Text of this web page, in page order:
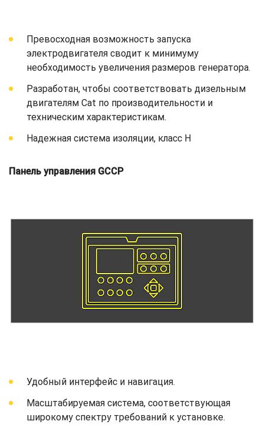
Превосходная возможность запуска
электродвигателя сводит к минимуму
необходимость увеличения размеров генератора.
Разработан, чтобы соответствовать дизельным
двигателям Cat по производительности и
техническим характеристикам.
Надежная система изоляции, класс H
Панель управления GCCP
Удобный интерфейс и навигация.
Масштабируемая система, соответствующая
широкому спектру требований к установке.